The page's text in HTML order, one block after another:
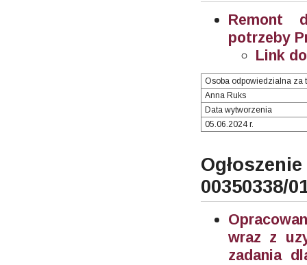
Remont
potrzeby
Link
Osoba odpowiedzialna za
Anna Ruks
Data wytworzenia
05.06.2024 r.
00350338/
wraz z
zadania